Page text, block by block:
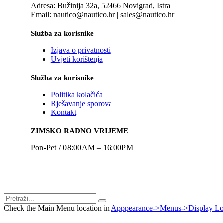
Adresa: Bužinija 32a, 52466 Novigrad, Istra
Email: nautico@nautico.hr | sales@nautico.hr
Služba za korisnike
Izjava o privatnosti
Uvjeti korištenja
Služba za korisnike
Politika kolačića
Rješavanje sporova
Kontakt
ZIMSKO RADNO VRIJEME
Pon-Pet / 08:00AM – 16:00PM
Check the Main Menu location in Apppearance->Menus->Display